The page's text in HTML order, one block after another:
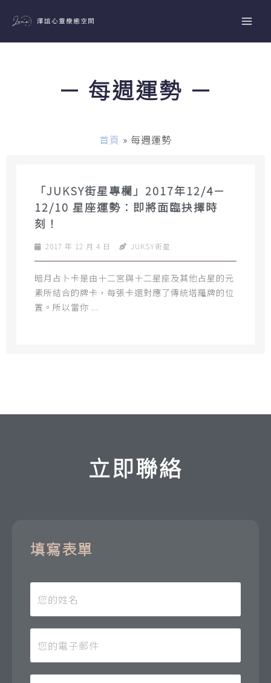
主
－ 每週運勢 －
首頁 » 每週運勢
「JUKSY街星專欄」2017年12/4－
12/10 星座運勢：即將面臨抉擇時
刻！
2017 年 12 月 4 日 JUKSY街星
暗月占卜卡是由十二宮與十二星座及其他占星的元
素所結合的牌卡，每張卡還對應了傳統塔羅牌的位
置。所以當你 ...
立即聯絡
填寫表單